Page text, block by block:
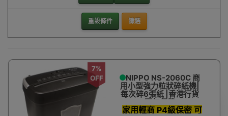
碎紙機
重設條件 篩選
7%
OFF
NIPPO NS-2060C 商
用小型強力粒狀碎紙機|
每次碎6張紙 |香港行貨
兩年保養
家用輕商 P4級保密 可